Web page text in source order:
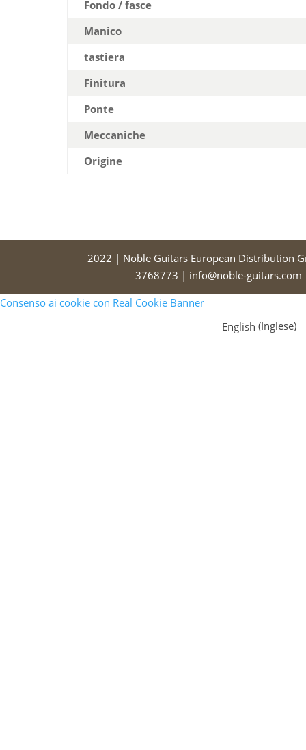
Fondo / fasce
Manico
tastiera
Finitura
Ponte
Meccaniche
Origine
2022 | Noble Guitars European Distribution
3768773 | info@noble-
Consenso ai cookie con Real Cookie Banner
English (Inglese)